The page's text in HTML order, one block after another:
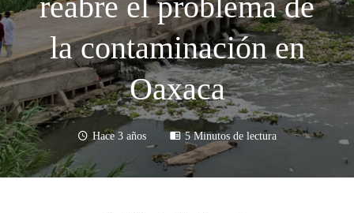
la contaminación en
Oaxaca
Hace 3 años 5 Minutos de lectura